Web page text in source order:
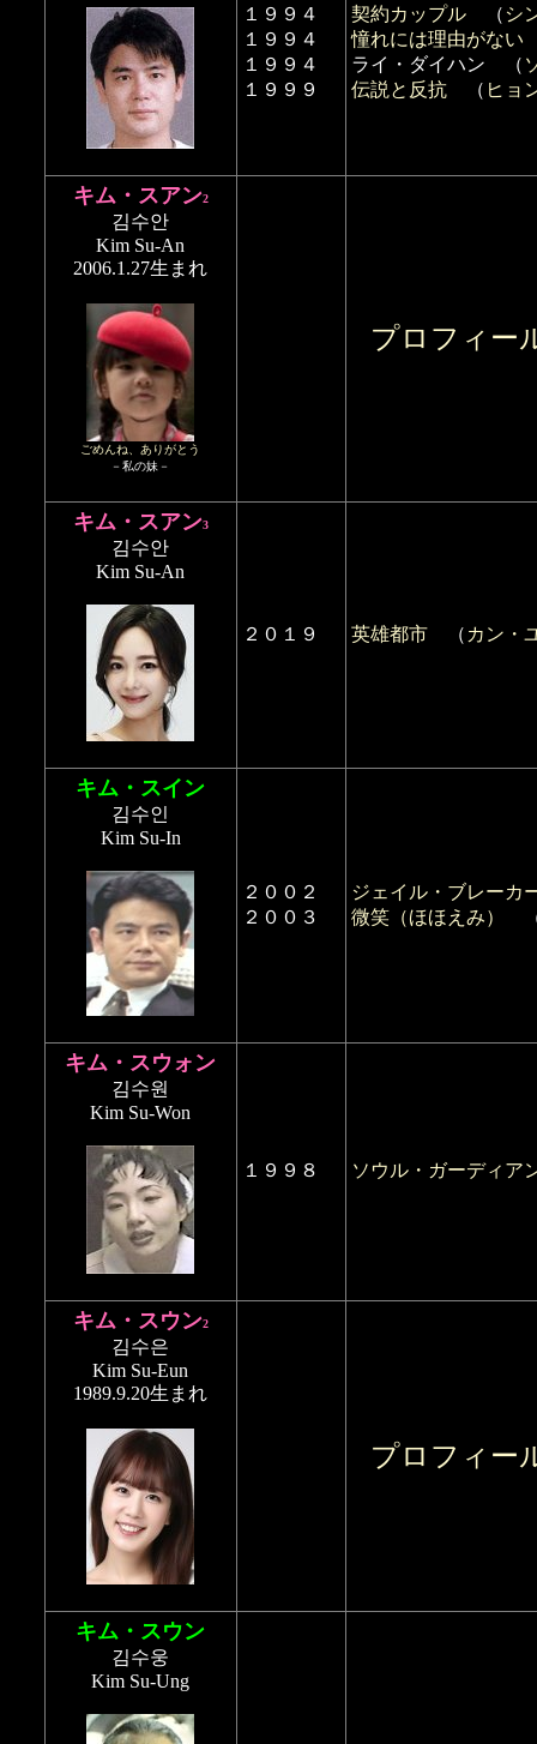
１９９４
１９９４
１９９４
１９９９
契約カップル （ シ
憧れには理由がない
ライ・ダイハン （
伝説と反抗 （ ヒョ
キム・スアン2
김수안
Kim Su-An
2006.1.27生まれ
ごめんね、ありがとう
－私の妹－
プロフィー
キム・スアン3
김수안
Kim Su-An
２０１９ 英雄都市 （ カン・
キム・スイン
김수인
Kim Su-In
２００２
２００３
ジェイル・ブレーカ
微笑（ほほえみ）
キム・スウォン
김수원
Kim Su-Won
１９９８ ソウル・ガーディ
キム・スウン2
김수은
Kim Su-Eun
1989.9.20生まれ
プロフィー
キム・スウン
김수웅
Kim Su-Ung